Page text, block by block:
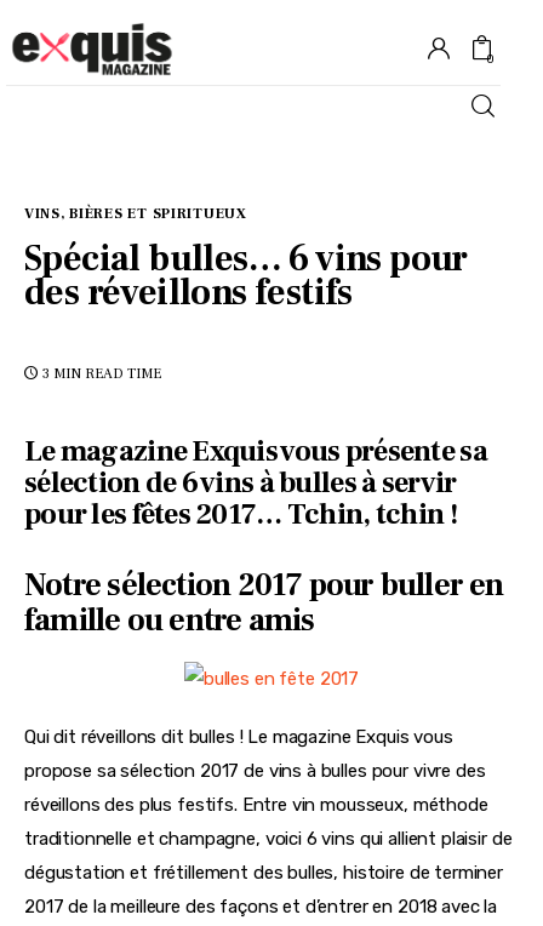
0
Gastronomie
Recettes
VINS, BIÈRES ET SPIRITUEUX
Spécial bulles… 6 vins pour
des réveillons festifs
3 MIN READ TIME
Le magazine Exquis vous présente sa
sélection de 6 vins à bulles à servir
pour les fêtes 2017… Tchin, tchin !
Notre sélection 2017 pour buller en
famille ou entre amis
Qui dit réveillons dit bulles ! Le magazine Exquis vous
propose sa sélection 2017 de vins à bulles pour vivre des
réveillons des plus festifs. Entre vin mousseux, méthode
traditionnelle et champagne, voici 6 vins qui allient plaisir de
dégustation et frétillement des bulles, histoire de terminer
2017 de la meilleure des façons et d’entrer en 2018 avec la